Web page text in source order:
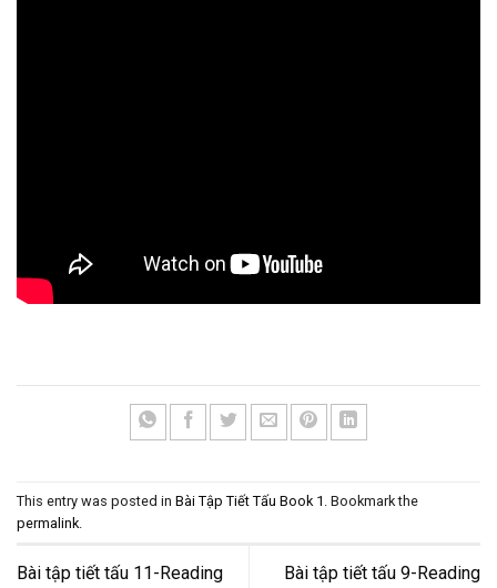
This entry was posted in Bài Tập Tiết Tấu Book 1 . Bookmark the
permalink
Bài tập tiết tấu 11-Reading
Bài tập tiết tấu 9-Reading